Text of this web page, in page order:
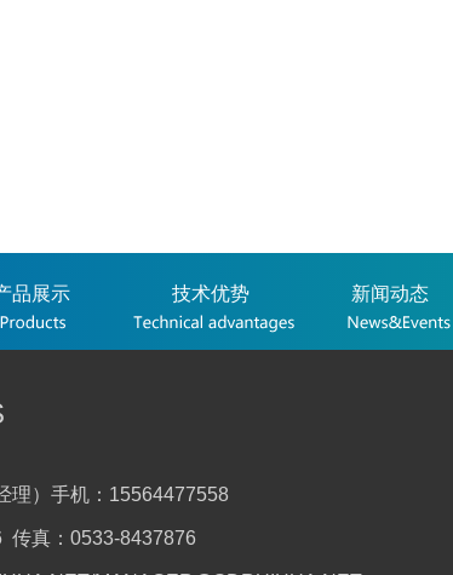
品展示 技术优势 新闻动态
理）手机：15564477558
传真：0533-8437876